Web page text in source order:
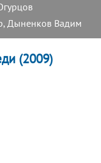
Дыненков Вадим
(2009)